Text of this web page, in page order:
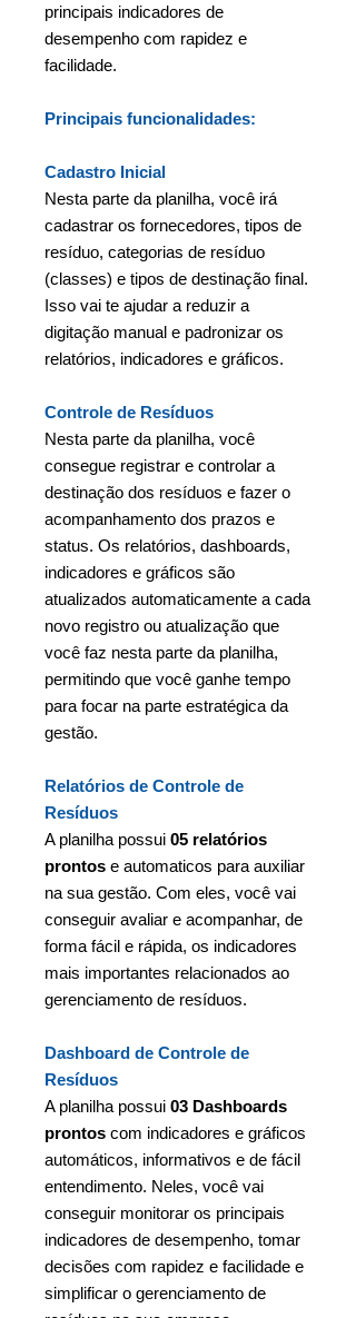
principais indicadores de
desempenho com rapidez e
facilidade.
Principais funcionalidades:
Cadastro Inicial
Nesta parte da planilha, você irá
cadastrar os fornecedores, tipos de
resíduo, categorias de resíduo
(classes) e tipos de destinação final.
Isso vai te ajudar a reduzir a
digitação manual e padronizar os
relatórios, indicadores e gráficos.
Controle de Resíduos
Nesta parte da planilha, você
consegue registrar e controlar a
destinação dos resíduos e fazer o
acompanhamento dos prazos e
status. Os relatórios, dashboards,
indicadores e gráficos são
atualizados automaticamente a cada
novo registro ou atualização que
você faz nesta parte da planilha,
permitindo que você ganhe tempo
para focar na parte estratégica da
gestão.
Relatórios de Controle de
Resíduos
A planilha possui 05 relatórios
prontos e automaticos para auxiliar
na sua gestão. Com eles, você vai
conseguir avaliar e acompanhar, de
forma fácil e rápida, os indicadores
mais importantes relacionados ao
gerenciamento de resíduos.
Dashboard de Controle de
Resíduos
A planilha possui 03 Dashboards
prontos com indicadores e gráficos
automáticos, informativos e de fácil
entendimento. Neles, você vai
conseguir monitorar os principais
indicadores de desempenho, tomar
decisões com rapidez e facilidade e
simplificar o gerenciamento de